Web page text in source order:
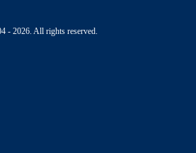
- 2026. All rights reserved.